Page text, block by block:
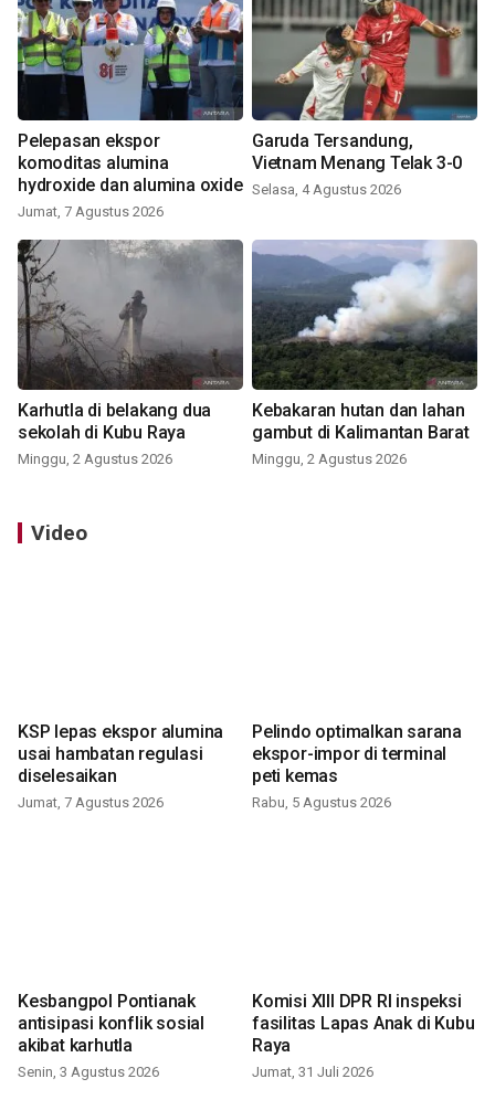
Pelepasan ekspor
komoditas alumina
hydroxide dan alumina oxide
Jumat, 7 Agustus 2026
Garuda Tersandung,
Vietnam Menang Telak 3-0
Selasa, 4 Agustus 2026
Karhutla di belakang dua
sekolah di Kubu Raya
Minggu, 2 Agustus 2026
Kebakaran hutan dan lahan
gambut di Kalimantan Barat
Minggu, 2 Agustus 2026
Video
KSP lepas ekspor alumina
usai hambatan regulasi
diselesaikan
Jumat, 7 Agustus 2026
Pelindo optimalkan sarana
ekspor-impor di terminal
peti kemas
Rabu, 5 Agustus 2026
Kesbangpol Pontianak
antisipasi konflik sosial
akibat karhutla
Senin, 3 Agustus 2026
Komisi XIII DPR RI inspeksi
fasilitas Lapas Anak di Kubu
Raya
Jumat, 31 Juli 2026